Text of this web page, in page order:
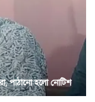
পাঠানো হলো নোটিশ